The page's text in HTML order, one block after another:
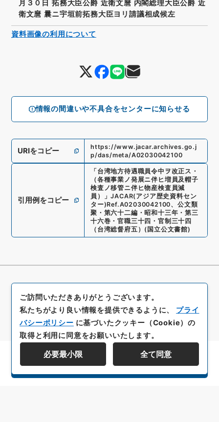
情報の間違いや不具合をセンターに知らせる
月３０日 拓務大臣公爵 近衛文麿 内閣総理大臣公爵 近
衛文麿 曩ニ宇垣前拓務大臣ヨリ請議相成候左
URIをコピー
https://www.jacar.archives.go.j
p/das/meta/A02030042100
引用例をコピー
「 台湾地方待遇職員令中ヲ改正ス・
（各種事業ノ発展ニ伴ヒ増員及帽子
検査ノ移管ニ伴ヒ物産検査員減
員）
」JACAR(アジア歴史資料セン
ター)Ref.A02030042100、公文類
聚・第六十二編・昭和十三年・第三
十六巻・官職三十四・官制三十四
（台湾総督府五） ( 国立公文書館)
資料画像の利用について
資料群階層を表示する
ご訪問いただきありがとうございます。
私たちがより良い情報を提供できるように、 プライ
バシーポリシー に基づいたクッキー（Cookie）の
取得と利用に同意をお願いいたします。
必要最小限 全て同意